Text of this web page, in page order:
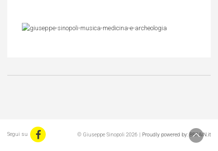
Segui su © Giuseppe Sinopoli 2026 | Proudly powered by: BBRAIN.it